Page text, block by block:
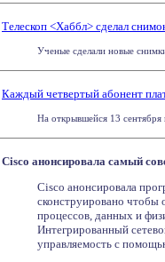
Телескоп <Хаббл> сделал
Ученые сделали новые
Каждый четвертый абонент
На открывшейся 13 сентября
Cisco анонсировала самый
Cisco анонсировала
сконструировано чтобы
процессов, данных и
Интегрированный
управляемость с